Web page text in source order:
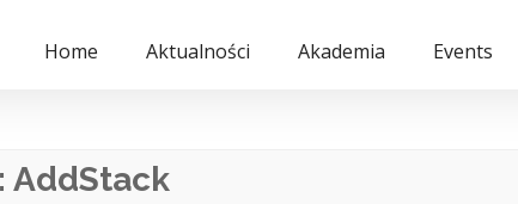
Home Aktualności Akademia Events
AddStack